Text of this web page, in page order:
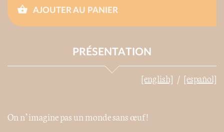
AJOUTER AU PANIER
PRÉSENTATION
[english] [español]
On n’imagine pas un monde sans œuf !